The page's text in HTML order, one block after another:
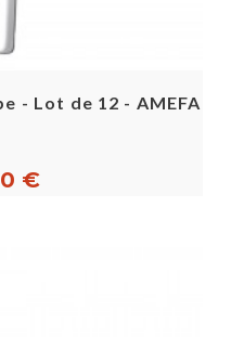
- Lot de 12 - AMEFA
€